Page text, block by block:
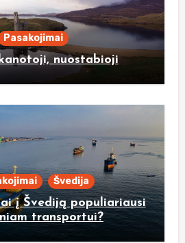
Pasakojimai
nuostabioji
Švedija
į Švediją populiariausi
transportui?